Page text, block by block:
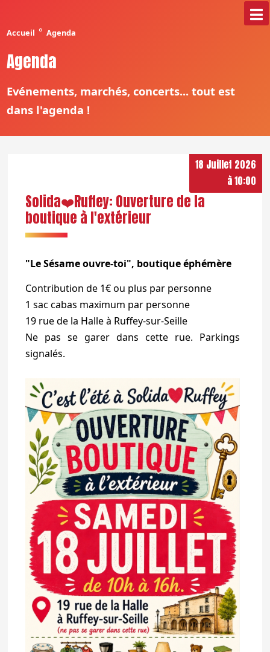
Accueil ° Agenda
Agenda
Evénements, marchés, concerts... tout est
dans l'agenda !
18 Juillet 2026
à 10:00
Solida❤️Ruffey: Ouverture de la
boutique à l'extérieur
"Le Sésame ouvre-toi", boutique éphémère
Contribution de 1€ ou plus par personne
1 sac cabas maximum par personne
19 rue de la Halle à Ruffey-sur-Seille
Ne pas se garer dans cette rue. Parkings
signalés.